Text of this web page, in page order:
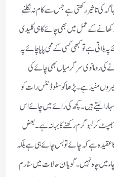
کی تاثیر رکھتی ہے جس سے کام نہ نکلنے
کے عمل میں بھی چائے کا ہی کلیدی
بلاتی ہے تو کبھی کسی کے ممی پاپا چائے پہ
کی رومانوی سرگرمیاں بھی چائے کی
مفید ہے ۔ پڑھاکو سٹوڈنٹس رات کو
لیتے ہیں ۔ کچھ کی رائے میں چائے اس
کر لہو گرم رکھنے کا بہانہ ہے ۔ بعض
عقیدہ ہے کہ چائے تو بس چائے ہی ہے بلکہ
میں چاہ نہیں ۔ گویا ان حالات میں سٹارم